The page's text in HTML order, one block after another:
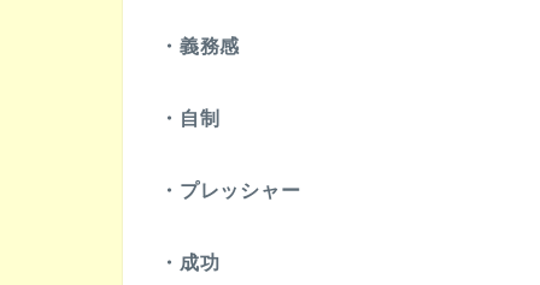
・義務感
・自制
・プレッシャー
・成功